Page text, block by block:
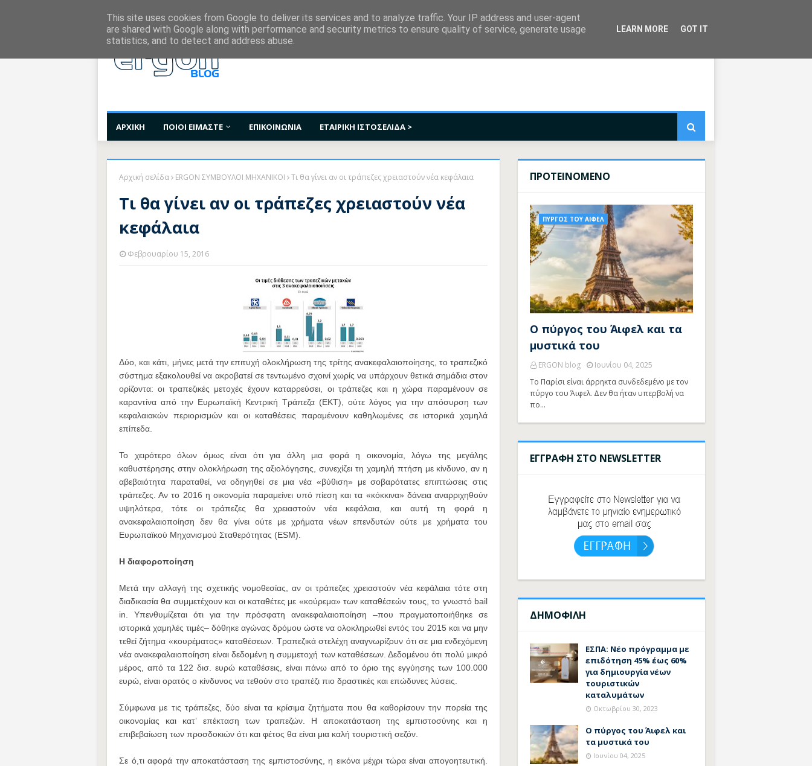
ΑΡΧΙΚΗ ΠΟΙΟΙ ΕΙΜΑΣΤΕ ΕΠΙΚΟΙΝΩΝΙΑ ΕΤΑΙΡΙΚΗ ΙΣΤΟΣΕΛΙΔΑ >
Αρχική σελίδα ERGON ΣΥΜΒΟΥΛΟΙ ΜΗΧΑΝΙΚΟΙ Τι θα γίνει αν οι τράπεζες χρειαστούν νέα κεφάλαια
Τι θα γίνει αν οι τράπεζες χρειαστούν νέα
κεφάλαια
Φεβρουαρίου 15, 2016
Δύο, και κάτι, μήνες μετά την επιτυχή ολοκλήρωση της τρίτης ανακεφαλαιοποίησης, το τραπεζικό
σύστημα εξακολουθεί να ακροβατεί σε τεντωμένο σχοινί χωρίς να υπάρχουν θετικά σημάδια στον
ορίζοντα: οι τραπεζικές μετοχές έχουν καταρρεύσει, οι τράπεζες και η χώρα παραμένουν σε
καραντίνα από την Ευρωπαϊκή Κεντρική Τράπεζα (ΕΚΤ), ούτε λόγος για την απόσυρση των
κεφαλαιακών περιορισμών και οι καταθέσεις παραμένουν καθηλωμένες σε ιστορικά χαμηλά
επίπεδα.
Το χειρότερο όλων όμως είναι ότι για άλλη μια φορά η οικονομία, λόγω της μεγάλης
καθυστέρησης στην ολοκλήρωση της αξιολόγησης, συνεχίζει τη χαμηλή πτήση με κίνδυνο, αν η
αβεβαιότητα παραταθεί, να οδηγηθεί σε μια νέα «βύθιση» με σοβαρότατες επιπτώσεις στις
τράπεζες. Αν το 2016 η οικονομία παραμείνει υπό πίεση και τα «κόκκινα» δάνεια αναρριχηθούν
υψηλότερα, τότε οι τράπεζες θα χρειαστούν νέα κεφάλαια, και αυτή τη φορά η
ανακεφαλαιοποίηση δεν θα γίνει ούτε με χρήματα νέων επενδυτών ούτε με χρήματα του
Ευρωπαϊκού Μηχανισμού Σταθερότητας (ESM).
Η διαφοροποίηση
Μετά την αλλαγή της σχετικής νομοθεσίας, αν οι τράπεζες χρειαστούν νέα κεφάλαια τότε στη
διαδικασία θα συμμετέχουν και οι καταθέτες με «κούρεμα» των καταθέσεών τους, το γνωστό bail
in. Υπενθυμίζεται ότι για την πρόσφατη ανακεφαλαιοποίηση –που πραγματοποιήθηκε σε
ιστορικά χαμηλές τιμές– δόθηκε αγώνας δρόμου ώστε να ολοκληρωθεί εντός του 2015 και να μην
τεθεί ζήτημα «κουρέματος» καταθέσεων. Τραπεζικά στελέχη αναγνωρίζουν ότι σε μια ενδεχόμενη
νέα ανακεφαλαιοποίηση είναι δεδoμένη η συμμετοχή των καταθέσεων. Δεδομένου ότι πολύ μικρό
μέρος, από τα 122 δισ. ευρώ καταθέσεις, είναι πάνω από το όριο της εγγύησης των 100.000
ευρώ, είναι ορατός ο κίνδυνος να τεθούν στο τραπέζι πιο δραστικές και επώδυνες λύσεις.
Σύμφωνα με τις τράπεζες, δύο είναι τα κρίσιμα ζητήματα που θα καθορίσουν την πορεία της
οικονομίας και κατ’ επέκταση των τραπεζών. Η αποκατάσταση της εμπιστοσύνης και η
επιβεβαίωση των προσδοκιών ότι και φέτος θα είναι μια καλή τουριστική σεζόν.
Σε ό,τι αφορά την αποκατάσταση της εμπιστοσύνης, η εικόνα μέχρι τώρα είναι απογοητευτική.
ΠΡΟΤΕΙΝΟΜΕΝΟ
ΠΥΡΓΟΣ ΤΟΥ ΑΙΦΕΛ
Ο πύργος του Άιφελ και τα
μυστικά του
ERGON blog
Ιουνίου 04, 2025
Το Παρίσι είναι άρρηκτα συνδεδεμένο με τον
πύργο του Άιφελ. Δεν θα ήταν υπερβολή να
πο…
ΕΓΓΡΑΦΗ ΣΤΟ NEWSLETTER
ΔΗΜΟΦΙΛΗ
ΕΣΠΑ: Νέο πρόγραμμα με
επιδότηση 45% έως 60%
για δημιουργία νέων
τουριστικών
καταλυμάτων
Οκτωβρίου 30, 2023
Ο πύργος του Άιφελ και
τα μυστικά του
Ιουνίου 04, 2025
This site uses cookies from Google to deliver its services and to analyze traffic. Your IP address and user-agent
are shared with Google along with performance and security metrics to ensure quality of service, generate usage
statistics, and to detect and address abuse.
LEARN MORE GOT IT